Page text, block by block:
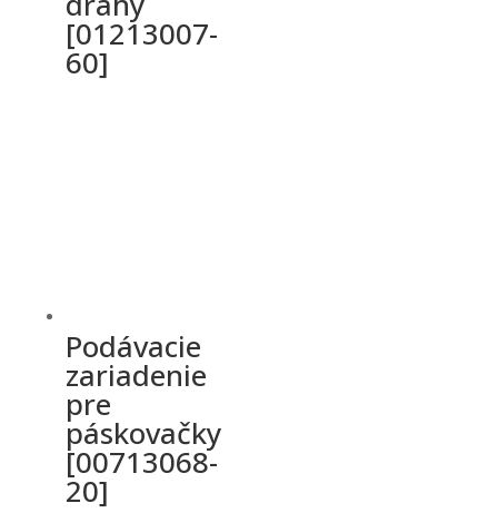
[01213007-
60]
Podávacie
zariadenie
pre
páskovačky
[00713068-
20]